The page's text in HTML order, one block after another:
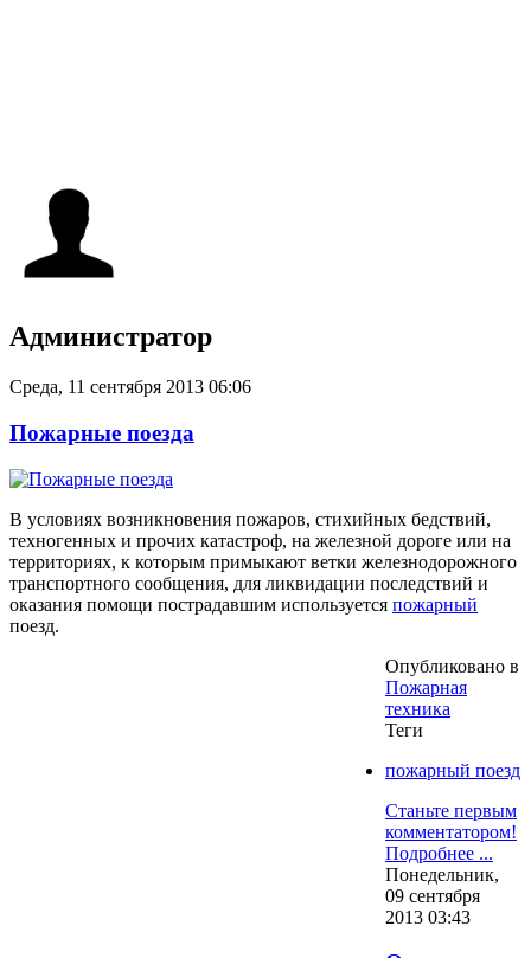
Администратор
Среда, 11 сентября 2013 06:06
Пожарные поезда
В условиях возникновения пожаров, стихийных бедствий,
техногенных и прочих катастроф, на железной дороге или на
территориях, к которым примыкают ветки железнодорожного
транспортного сообщения, для ликвидации последствий и
оказания помощи пострадавшим используется пожарный
поезд.
Опубликовано в
Пожарная
техника
Теги
пожарный поезд
Станьте первым
комментатором!
Подробнее ...
Понедельник,
09 сентября
2013 03:43